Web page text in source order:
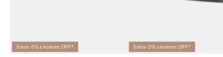
Extra -5% s kodom: OFF* Extra -5% s kodom: OFF*